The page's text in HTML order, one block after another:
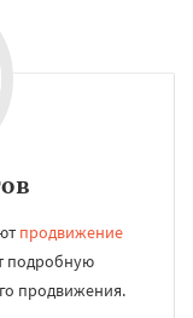
продвижение
подробную
продвижения.